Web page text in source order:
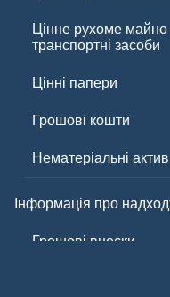
Цінне рухоме майно
транспортні засоби
Цінні папери
Грошові кошти
Нематеріальні
Інформація про
Грошові внески